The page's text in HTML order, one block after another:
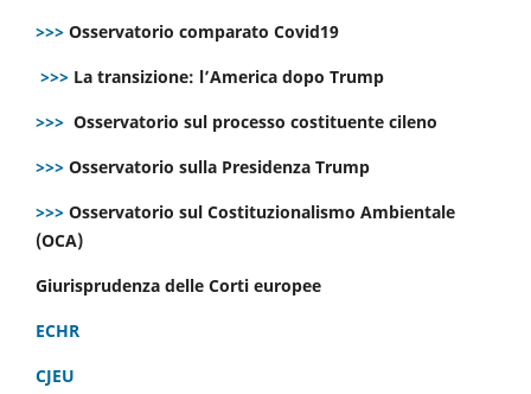
>>> Osservatorio comparato Covid19
>>> La transizione: l’America dopo Trump
>>> Osservatorio sul processo costituente cileno
>>> Osservatorio sulla Presidenza Trump
>>> Osservatorio sul Costituzionalismo Ambientale
(OCA)
Giurisprudenza delle Corti europee
ECHR
CJEU